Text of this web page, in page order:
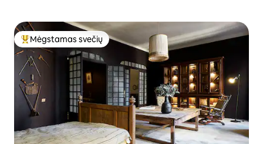
Svečių mėgstamiausias
Mėgstamas svečių